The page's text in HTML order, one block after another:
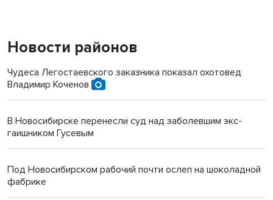
Новости районов
Чудеса Легостаевского заказника показал охотовед
Владимир Коченов
В Новосибирске перенесли суд над заболевшим экс-
гаишником Гусевым
Под Новосибирском рабочий почти ослеп на шоколадной
фабрике